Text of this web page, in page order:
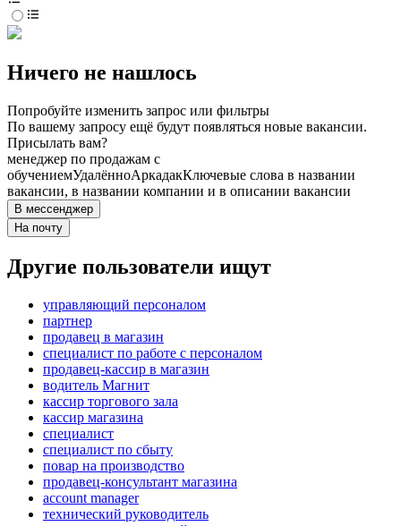
Ничего не нашлось
Попробуйте изменить запрос или фильтры
По вашему запросу ещё будут появляться новые вакансии.
Присылать вам?
менеджер по продажам с
обучениемУдалённоАркадакКлючевые слова в названии
вакансии, в названии компании и в описании вакансии
В мессенджер
На почту
Другие пользователи ищут
управляющий персоналом
партнер
продавец в магазин
специалист по работе с персоналом
продавец-кассир в магазин
водитель Магнит
кассир торгового зала
кассир магазина
специалист
специалист по сбыту
повар на производство
продавец-консультант магазина
account manager
технический руководитель